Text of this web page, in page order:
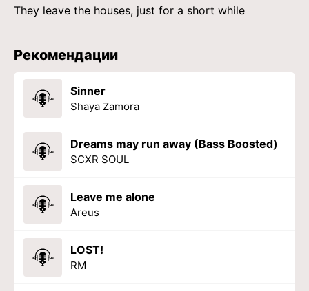
They leave the houses, just for a short while
Рекомендации
Sinner
Shaya Zamora
Dreams may run away (Bass Boosted)
SCXR SOUL
Leave me alone
Areus
LOST!
RM